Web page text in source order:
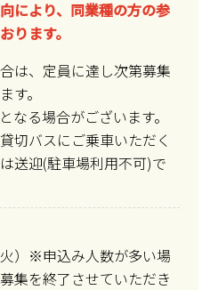
により、同業種の方の参
ります。
は、定員に達し次第募集
す。
なる場合がございます。
切バスにご乗車いただく
送迎(駐車場利用不可)で
）※申込み人数が多い場
集を終了させていただき